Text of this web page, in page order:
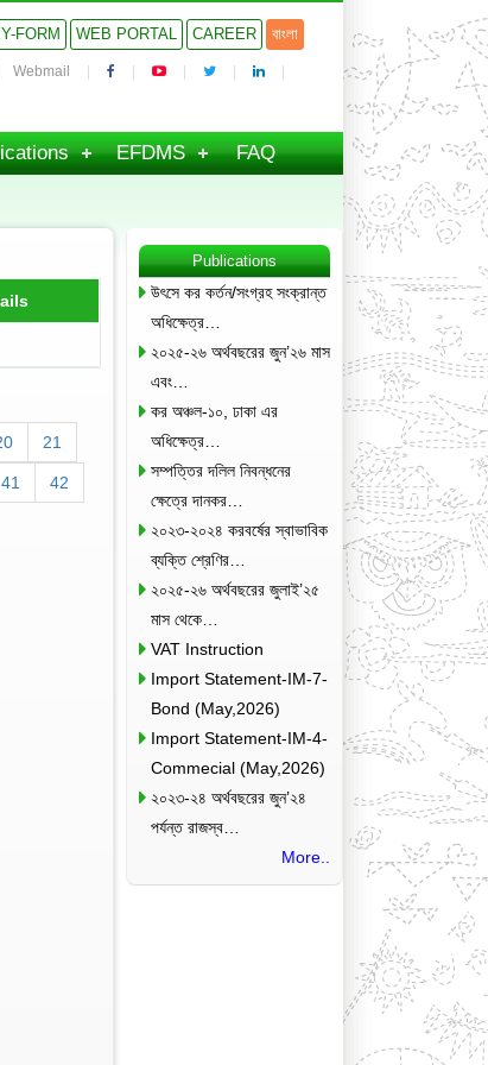
FORM WEB PORTAL CAREER বাংলা
Webmail
EFDMS FAQ
21
41 42
Publications
উৎসে কর কর্তন/সংগ্রহ সংক্রান্ত
অধিক্ষেত্র…
২০২৫-২৬ অর্থবছরের জুন’২৬ মাস
এবং…
কর অঞ্চল-১০, ঢাকা এর
অধিক্ষেত্র…
সম্পত্তির দলিল নিবন্ধনের
ক্ষেত্রে দানকর…
২০২৩-২০২৪ করবর্ষের স্বাভাবিক
ব্যক্তি শ্রেণির…
২০২৫-২৬ অর্থবছরের জুলাই’২৫
মাস থেকে…
VAT Instruction
Import Statement-IM-7-
Bond (May,2026)
Import Statement-IM-4-
Commecial (May,2026)
২০২৩-২৪ অর্থবছরের জুন’২৪
পর্যন্ত রাজস্ব…
More..